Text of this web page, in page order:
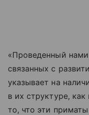
«Проведенный нами
связанных с
указывает на
в их структуре,
то, что эти